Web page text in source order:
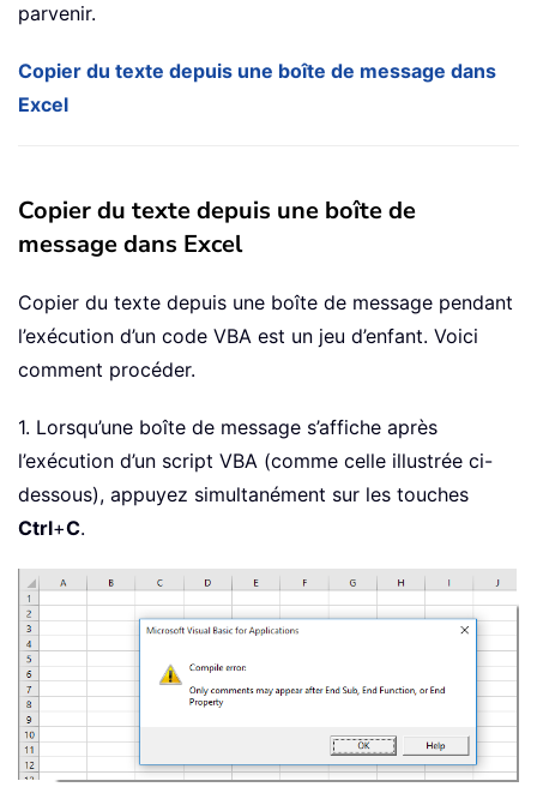
parvenir.
Copier du texte depuis une boîte de message dans
Excel
Copier du texte depuis une boîte de
message dans Excel
Copier du texte depuis une boîte de message pendant
l’exécution d’un code VBA est un jeu d’enfant. Voici
comment procéder.
1. Lorsqu’une boîte de message s’affiche après
l’exécution d’un script VBA (comme celle illustrée ci-
dessous), appuyez simultanément sur les touches
Ctrl+C.